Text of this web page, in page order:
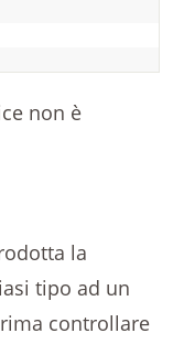
non è
la
tipo ad un
controllare